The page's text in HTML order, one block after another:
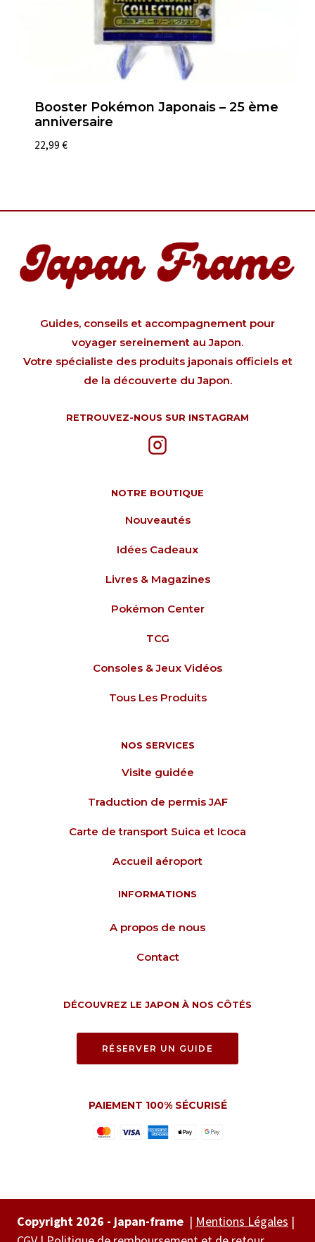
Booster Pokémon Japonais – 25 ème
anniversaire
22,99 €
Guides, conseils et accompagnement pour
voyager sereinement au Japon.
Votre spécialiste des produits japonais officiels et
de la découverte du Japon.
RETROUVEZ-NOUS SUR INSTAGRAM
NOTRE BOUTIQUE
Nouveautés
Idées Cadeaux
Livres & Magazines
Pokémon Center
TCG
Consoles & Jeux Vidéos
Tous Les Produits
NOS SERVICES
Visite guidée
Traduction de permis JAF
Carte de transport Suica et Icoca
Accueil aéroport
INFORMATIONS
A propos de nous
Contact
DÉCOUVREZ LE JAPON À NOS CÔTÉS
RÉSERVER UN GUIDE
PAIEMENT 100% SÉCURISÉ
Copyright 2026 - japan-frame | Mentions Légales |